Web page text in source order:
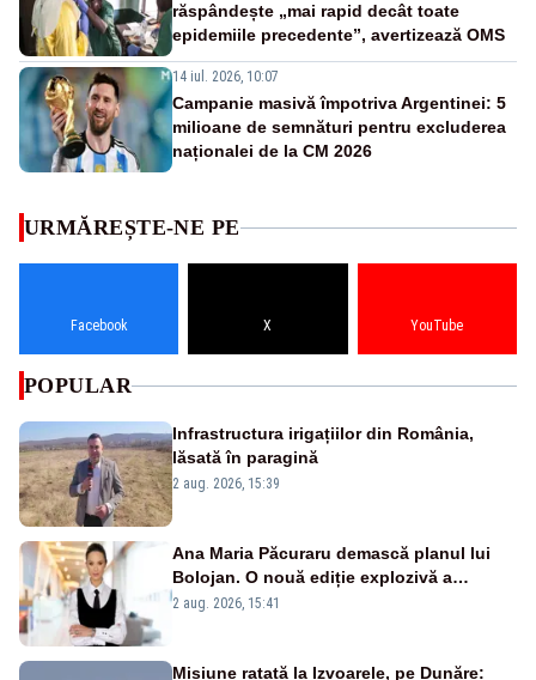
răspândește „mai rapid decât toate
epidemiile precedente”, avertizează OMS
14 iul. 2026, 10:07
Campanie masivă împotriva Argentinei: 5
milioane de semnături pentru excluderea
naționalei de la CM 2026
URMĂREȘTE-NE PE
Facebook X YouTube
POPULAR
Infrastructura irigațiilor din România,
lăsată în paragină
2 aug. 2026, 15:39
Ana Maria Păcuraru demască planul lui
Bolojan. O nouă ediție explozivă a
emisiunii „Miza Zilei” la Realitatea PLUS
2 aug. 2026, 15:41
Misiune ratată la Izvoarele, pe Dunăre: